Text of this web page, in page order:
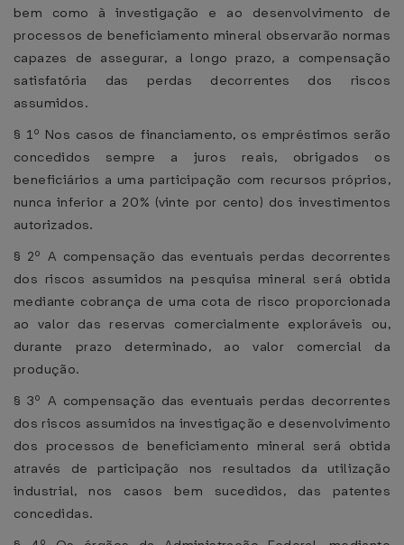
bem como à investigação e ao desenvolvimento de
processos de beneficiamento mineral observarão normas
capazes de assegurar, a longo prazo, a compensação
satisfatória das perdas decorrentes dos riscos
assumidos.
§ 1º Nos casos de financiamento, os empréstimos serão
concedidos sempre a juros reais, obrigados os
beneficiários a uma participação com recursos próprios,
nunca inferior a 20% (vinte por cento) dos investimentos
autorizados.
§ 2º A compensação das eventuais perdas decorrentes
dos riscos assumidos na pesquisa mineral será obtida
mediante cobrança de uma cota de risco proporcionada
ao valor das reservas comercialmente exploráveis ou,
durante prazo determinado, ao valor comercial da
produção.
§ 3º A compensação das eventuais perdas decorrentes
dos riscos assumidos na investigação e desenvolvimento
dos processos de beneficiamento mineral será obtida
através de participação nos resultados da utilização
industrial, nos casos bem sucedidos, das patentes
concedidas.